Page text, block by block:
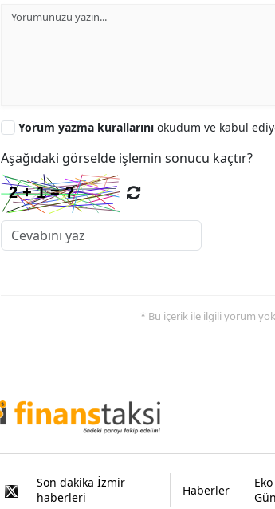
Yorum yazma kurallarını okudum ve kabul
Aşağıdaki görselde işlemin sonucu kaçtır?
* Bu içerik ile ilgili yorum
Son dakika İzmir
haberleri
Haberler
Eko